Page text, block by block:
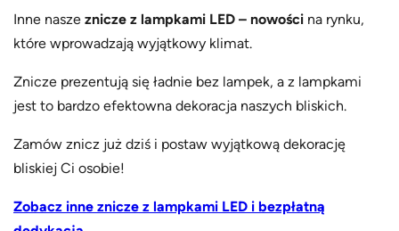
Inne naszeznicze z lampkami LED – nowości na rynku,
które wprowadzają wyjątkowy klimat.
Znicze prezentują się ładnie bez lampek, a z lampkami
jest to bardzo efektowna dekoracja naszych bliskich.
Zamów znicz już dziś i postaw wyjątkową dekorację
bliskiej Ci osobie!
Zobacz inne znicze z lampkami LED i bezpłatną